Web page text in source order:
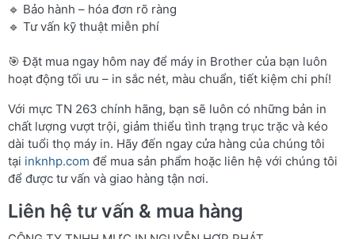
🔹 Bảo hành – hóa đơn rõ ràng
🔹 Tư vấn kỹ thuật miễn phí
🎯 Đặt mua ngay hôm nay để máy in Brother của bạn luôn
hoạt động tối ưu – in sắc nét, màu chuẩn, tiết kiệm chi phí!
Với mực TN 263 chính hãng, bạn sẽ luôn có những bản in
chất lượng vượt trội, giảm thiểu tình trạng trục trặc và kéo
dài tuổi thọ máy in. Hãy đến ngay cửa hàng của chúng tôi
tại inknhp.com để mua sản phẩm hoặc liên hệ với chúng tôi
để được tư vấn và giao hàng tận nơi.
Liên hệ tư vấn & mua hàng